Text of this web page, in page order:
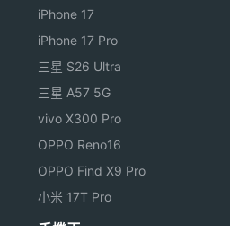
iPhone 17
iPhone 17 Pro
三星 S26 Ultra
三星 A57 5G
vivo X300 Pro
OPPO Reno16
OPPO Find X9 Pro
小米 17T Pro